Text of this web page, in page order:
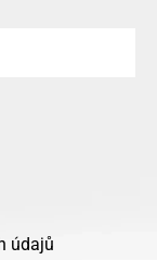
údajů